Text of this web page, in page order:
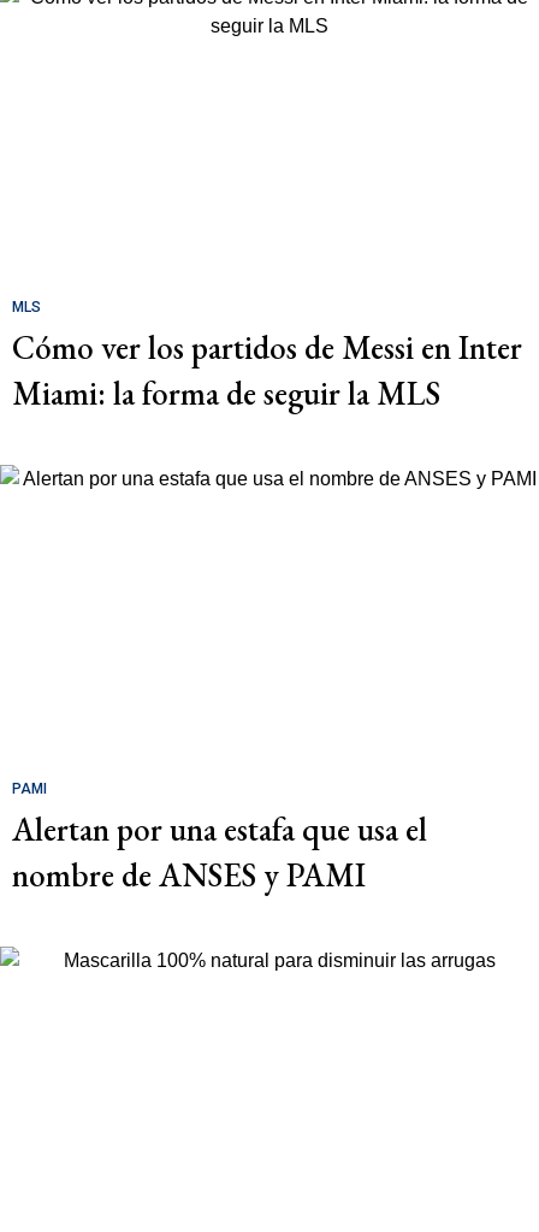
MLS
Cómo ver los partidos de Messi en Inter
Miami: la forma de seguir la MLS
PAMI
Alertan por una estafa que usa el
nombre de ANSES y PAMI